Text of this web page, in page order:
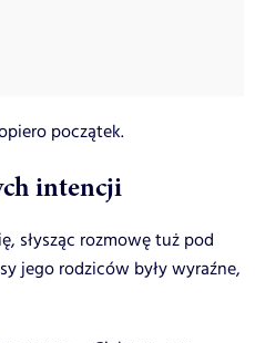
początek.
intencji
słysząc rozmowę tuż pod
jego rodziców były wyraźne,